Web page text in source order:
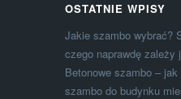
OSTATNIE WPISY
Jakie szambo wybrać?
czego naprawdę zależy
Betonowe szambo –
szambo do budynku